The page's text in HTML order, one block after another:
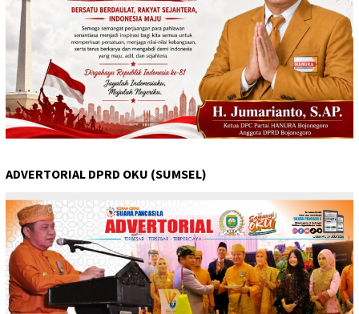
ADVERTORIAL DPRD OKU (SUMSEL)